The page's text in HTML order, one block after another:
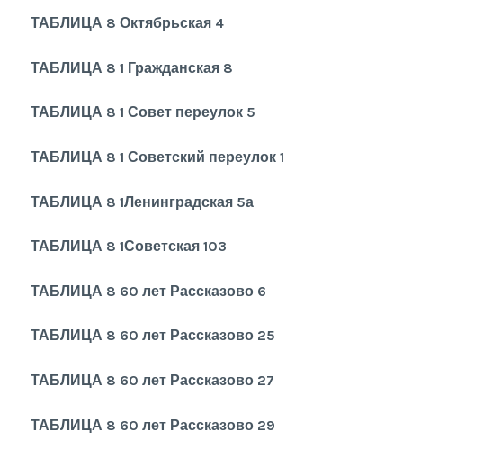
ТАБЛИЦА 8 Октябрьская 4
ТАБЛИЦА 8 1 Гражданская 8
ТАБЛИЦА 8 1 Совет переулок 5
ТАБЛИЦА 8 1 Советский переулок 1
ТАБЛИЦА 8 1Ленинградская 5а
ТАБЛИЦА 8 1Советская 103
ТАБЛИЦА 8 60 лет Рассказово 6
ТАБЛИЦА 8 60 лет Рассказово 25
ТАБЛИЦА 8 60 лет Рассказово 27
ТАБЛИЦА 8 60 лет Рассказово 29